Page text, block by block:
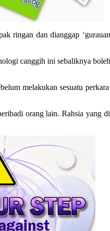
ringan dan dianggap
canggih ini sebaliknya
melakukan sesuatu
orang lain. Rahsia yang